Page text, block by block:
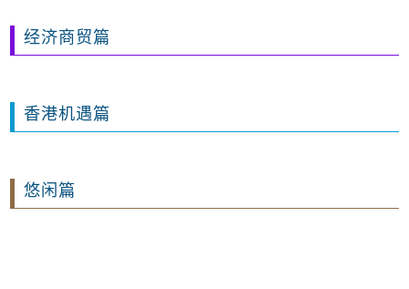
经济商贸篇
香港机遇篇
悠闲篇